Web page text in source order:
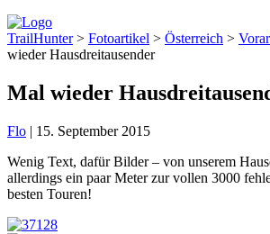
TrailHunter> Fotoartikel > Österreich >
wieder Hausdreitausender
Mal wieder
Flo | 15. September 2015
Wenig Text, dafür Bilder – von unserem
allerdings ein paar Meter zur vollen 3000
besten Touren!